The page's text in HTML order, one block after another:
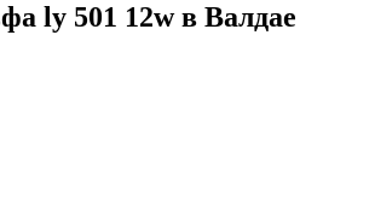
ly 501 12w в Валдае